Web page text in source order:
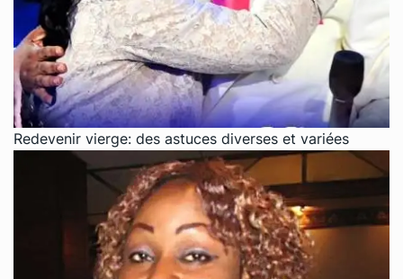
Redevenir vierge: des astuces diverses et variées